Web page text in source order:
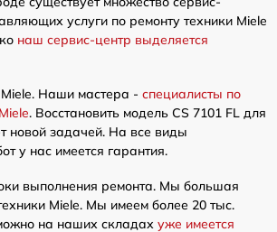
услуги по ремонту техники Miele
наш сервис-центр выделяется
Наши мастера - специалисты по
. Восстановить модель CS 7101 FL для
новой задачей. На все виды
у нас имеется гарантия.
выполнения ремонта. Мы большая
Miele. Мы имеем более 20 тыс.
на наших складах уже имеется